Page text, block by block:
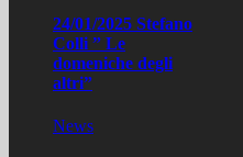
24/01/2025 Stefano
Colli ” Le
domeniche degli
altri”
News